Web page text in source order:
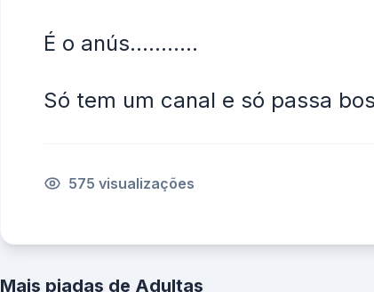
É o anús...........
Só tem um canal e só passa
575 visualizações
Mais piadas de Adultas